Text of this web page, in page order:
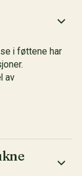
i føttene har
av